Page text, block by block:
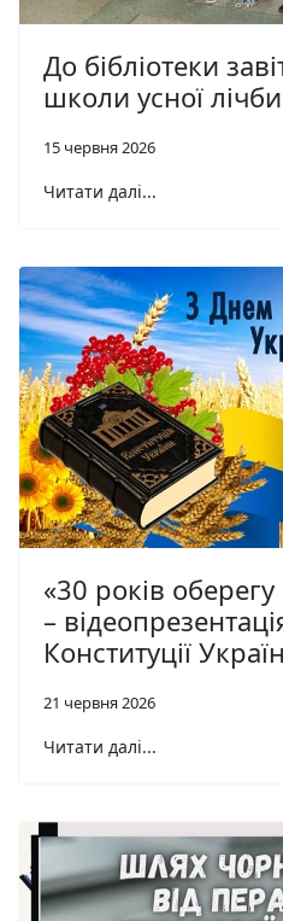
До бібліотеки
школи усної
15 червня 2026
Читати далі...
«30 років
–
Конституції
21 червня 2026
Читати далі...